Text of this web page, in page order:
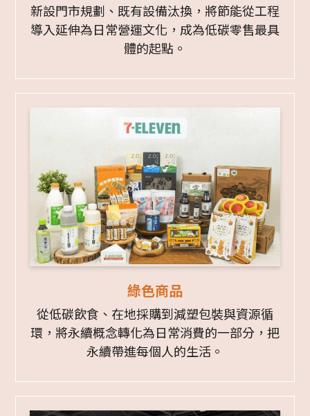
新設門市規劃、既有設備汰換，將節能從工程
導入延伸為日常營運文化，成為低碳零售最具
體的起點。
綠色商品
從低碳飲食、在地採購到減塑包裝與資源循
環，將永續概念轉化為日常消費的一部分，把
永續帶進每個人的生活。